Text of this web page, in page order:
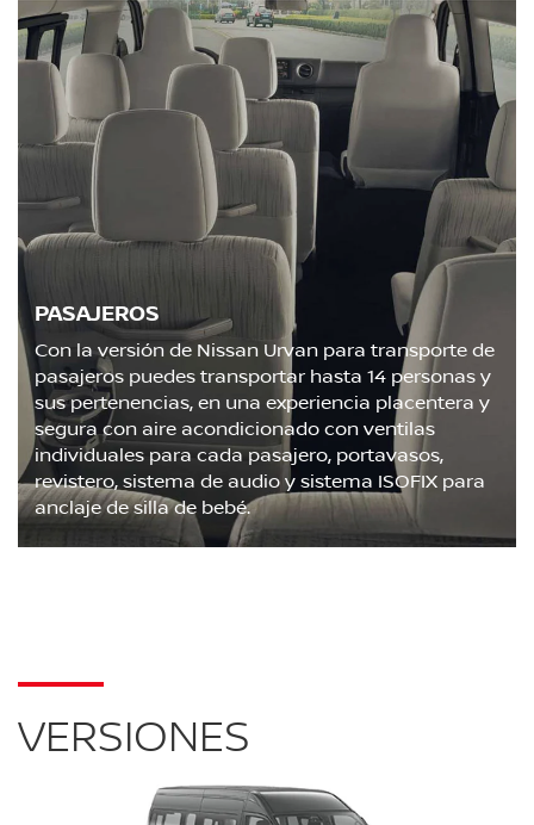
PASAJEROS
Con la versión de Nissan Urvan para transporte de
pasajeros puedes transportar hasta 14 personas y
sus pertenencias, en una experiencia placentera y
segura con aire acondicionado con ventilas
individuales para cada pasajero, portavasos,
revistero, sistema de audio y sistema ISOFIX para
anclaje de silla de bebé.
VERSIONES